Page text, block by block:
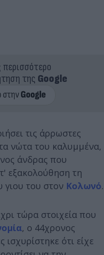
περισσότερο
της Google
τις άρρωστες
νώτα του καλυμμένα,
άνδρας που
εξακολούθηση τη
του στον Κολωνό.
τώρα στοιχεία που
, ο 44χρονος
ότι είχε